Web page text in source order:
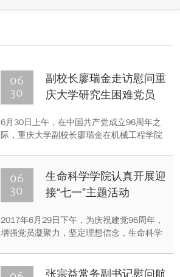
06
30
副校长廖瑞金走访慰问重
庆大学研究生困难党员
6月30日上午，在中国共产党成立96周年之
际，重庆大学副校长廖瑞金在机械工程学院
日的祝福，把党的关怀带给生活上有困难的
党员同志。
06
30
生命科学学院认真开展迎
接“七一”主题活动
2017年6月29日下午，为庆祝建党96周年，
增强党员凝聚力，坚定理想信念，生命科学
题为“迎接‘七一’党的生日，促进‘两学一做’常
张宗益常务副书记慰问航